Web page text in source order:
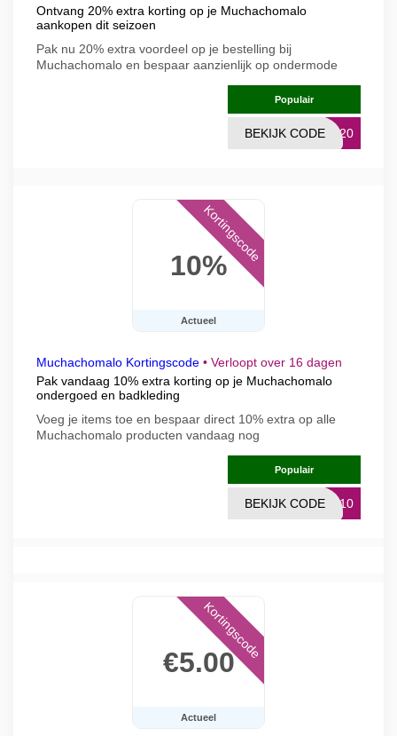
Ontvang 20% extra korting op je Muchachomalo
aankopen dit seizoen
Pak nu 20% extra voordeel op je bestelling bij
Muchachomalo en bespaar aanzienlijk op ondermode
Populair
ER20
BEKIJK CODE
10%
Actueel
Kortingscode
Muchachomalo Kortingscode • Verloopt over 16 dagen
Pak vandaag 10% extra korting op je Muchachomalo
ondergoed en badkleding
Voeg je items toe en bespaar direct 10% extra op alle
Muchachomalo producten vandaag nog
Populair
TI10
BEKIJK CODE
€5.00
Actueel
Kortingscode